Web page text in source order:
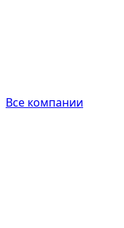
Все компании